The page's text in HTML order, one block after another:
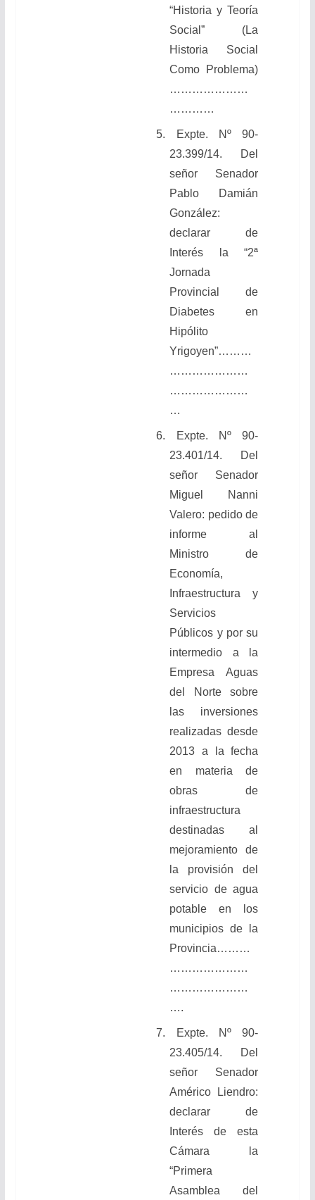
“Historia y Teoría
Social” (La
Historia Social
Como Problema)
…………………
…………
5. Expte. Nº 90-
23.399/14. Del
señor Senador
Pablo Damián
González:
declarar de
Interés la “2ª
Jornada
Provincial de
Diabetes en
Hipólito
Yrigoyen”………
…………………
…………………
…
6. Expte. Nº 90-
23.401/14. Del
señor Senador
Miguel Nanni
Valero: pedido de
informe al
Ministro de
Economía,
Infraestructura y
Servicios
Públicos y por su
intermedio a la
Empresa Aguas
del Norte sobre
las inversiones
realizadas desde
2013 a la fecha
en materia de
obras de
infraestructura
destinadas al
mejoramiento de
la provisión del
servicio de agua
potable en los
municipios de la
Provincia………
…………………
…………………
….
7. Expte. Nº 90-
23.405/14. Del
señor Senador
Américo Liendro:
declarar de
Interés de esta
Cámara la
“Primera
Asamblea del